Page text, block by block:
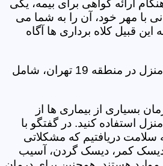
ارائه گواهی برای بیمه، یکی
با مهر خود، آن را به شما می
قبیل کلاه برداری ها آگاه
خدمات فیزیوتراپی در منزل در منطقه 19 تهران، شامل
بسیاری از بیماری ها از
استفاده کنید. در گفتگو با
سلامت دریافتیم که مشکلاتی
دیسک کمر، دیسک گردن، آسیب